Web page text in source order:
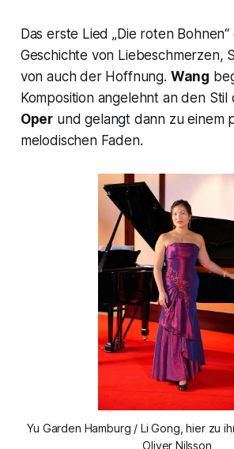
Das erste Lied „Die roten Bohnen
Geschichte von Liebeschmerzen,
von auch der Hoffnung. Wang
Komposition angelehnt an den Stil
Oper und gelangt dann zu einem
melodischen Faden.
Yu Garden Hamburg / Li Gong, hier zu
Oliver Nilsson